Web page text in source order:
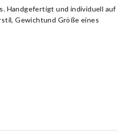
Handgefertigt und individuell auf
Gewichtund Größe eines